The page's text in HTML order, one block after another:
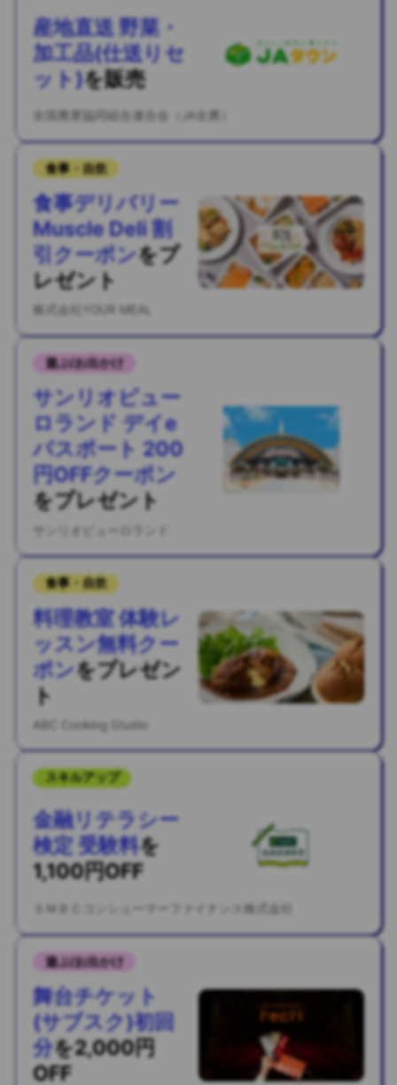
産地直送 野菜・
加工品(仕送りセ
ット)を販売
全国農業協同組合連合会（JA全農）
食事・自炊
食事デリバリー
Muscle Deli 割
引クーポンをプ
レゼント
株式会社YOUR MEAL
遊ぶ/お出かけ
サンリオピュー
ロランド デイe
パスポート 200
円OFFクーポン
をプレゼント
サンリオピューロランド
食事・自炊
料理教室 体験レ
ッスン無料クー
ポンをプレゼン
ト
ABC Cooking Studio
スキルアップ
金融リテラシー
検定 受験料を
1,100円OFF
ＳＭＢＣコンシューマーファイナンス株式会社
遊ぶ/お出かけ
舞台チケット
(サブスク)初回
分を2,000円
OFF